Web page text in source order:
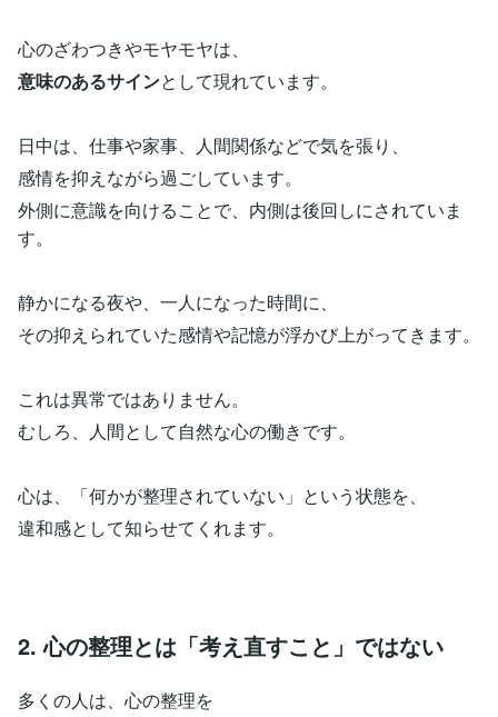
心のざわつきやモヤモヤは、
意味のあるサインとして現れています。
日中は、仕事や家事、人間関係などで気を張り、
感情を抑えながら過ごしています。
外側に意識を向けることで、内側は後回しにされていま
す。
静かになる夜や、一人になった時間に、
その抑えられていた感情や記憶が浮かび上がってきます。
これは異常ではありません。
むしろ、人間として自然な心の働きです。
心は、「何かが整理されていない」という状態を、
違和感として知らせてくれます。
2. 心の整理とは「考え直すこと」ではない
多くの人は、心の整理を